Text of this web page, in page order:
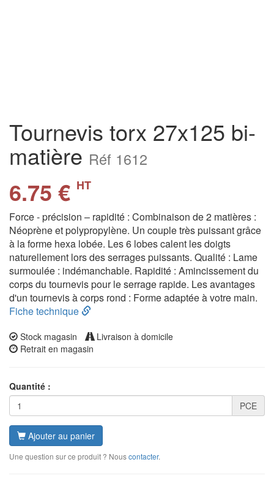
Tournevis torx 27x125 bi-
matière Réf 1612
6.75 € HT
Force - précision – rapidité : Combinaison de 2 matières :
Néoprène et polypropylène. Un couple très puissant grâce
à la forme hexa lobée. Les 6 lobes calent les doigts
naturellement lors des serrages puissants. Qualité : Lame
surmoulée : indémanchable. Rapidité : Amincissement du
corps du tournevis pour le serrage rapide. Les avantages
d'un tournevis à corps rond : Forme adaptée à votre main.
Fiche technique
Stock magasin
Livraison à domicile
Retrait en magasin
Quantité :
PCE
Ajouter au panier
Une question sur ce produit ? Nouscontacter.